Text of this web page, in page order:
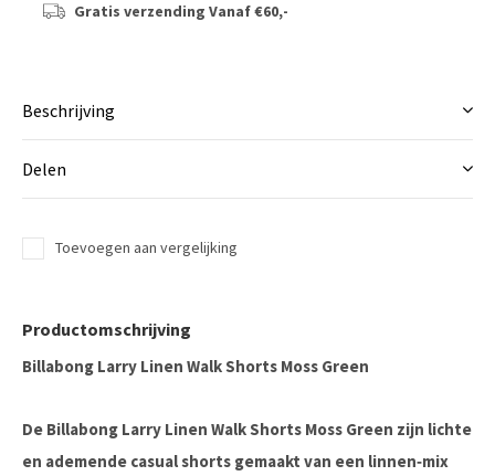
Gratis verzending Vanaf €60,-
Beschrijving
Delen
Toevoegen aan vergelijking
Productomschrijving
Billabong Larry Linen Walk Shorts Moss Green
De Billabong Larry Linen Walk Shorts Moss Green zijn lichte
en ademende casual shorts gemaakt van een linnen‑mix